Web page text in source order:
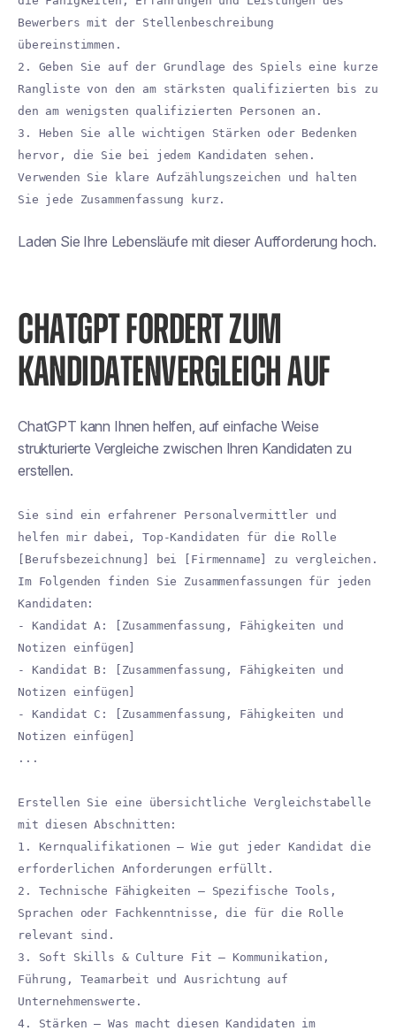
Bewerbers mit der Stellenbeschreibung
übereinstimmen.
2. Geben Sie auf der Grundlage des Spiels eine kurze
Rangliste von den am stärksten qualifizierten bis zu
den am wenigsten qualifizierten Personen an.
3. Heben Sie alle wichtigen Stärken oder Bedenken
hervor, die Sie bei jedem Kandidaten sehen.
Verwenden Sie klare Aufzählungszeichen und halten
Sie jede Zusammenfassung kurz.
Laden Sie Ihre Lebensläufe mit dieser Aufforderung hoch.
CHATGPT FORDERT ZUM
KANDIDATENVERGLEICH AUF
ChatGPT kann Ihnen helfen, auf einfache Weise
strukturierte Vergleiche zwischen Ihren Kandidaten zu
erstellen.
Sie sind ein erfahrener Personalvermittler und
helfen mir dabei, Top-Kandidaten für die Rolle
[Berufsbezeichnung] bei [Firmenname] zu vergleichen.
Im Folgenden finden Sie Zusammenfassungen für jeden
Kandidaten:
- Kandidat A: [Zusammenfassung, Fähigkeiten und
Notizen einfügen]
- Kandidat B: [Zusammenfassung, Fähigkeiten und
Notizen einfügen]
- Kandidat C: [Zusammenfassung, Fähigkeiten und
Notizen einfügen]
...
Erstellen Sie eine übersichtliche Vergleichstabelle
mit diesen Abschnitten:
1. Kernqualifikationen — Wie gut jeder Kandidat die
erforderlichen Anforderungen erfüllt.
2. Technische Fähigkeiten — Spezifische Tools,
Sprachen oder Fachkenntnisse, die für die Rolle
relevant sind.
3. Soft Skills & Culture Fit — Kommunikation,
Führung, Teamarbeit und Ausrichtung auf
Unternehmenswerte.
4. Stärken — Was macht diesen Kandidaten im